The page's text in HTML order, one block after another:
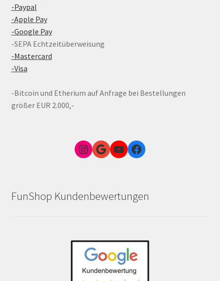
-Paypal
-Apple Pay
-Google Pay
-SEPA Echtzeitüberweisung
-Mastercard
-Visa
-Bitcoin und Etherium auf Anfrage bei Bestellungen
größer EUR 2.000,-
Instagram
Google Link zum FunShop WienYouTubeFacebook
FunShop Kundenbewertungen